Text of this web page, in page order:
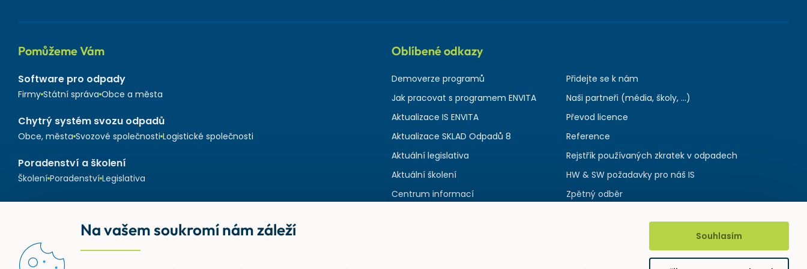
Pomůžeme Vám
Software pro odpady
Firmy Státní správa Obce a města
Chytrý systém svozu odpadů
Obce, města Svozové společnosti Logistické společnosti
Poradenství a školení
Školení Poradenství Legislativa
Oblíbené odkazy
Demoverze programů
Jak pracovat s programem ENVITA
Aktualizace IS ENVITA
Aktualizace SKLAD Odpadů 8
Aktuální legislativa
Aktuální školení
Centrum informací
Přidejte se k nám
Naši partneři (média, školy, ...)
Převod licence
Reference
Rejstřík používaných zkratek v odpadech
HW & SW požadavky pro náš IS
Zpětný odběr
Na vašem soukromí nám záleží Souhlasím